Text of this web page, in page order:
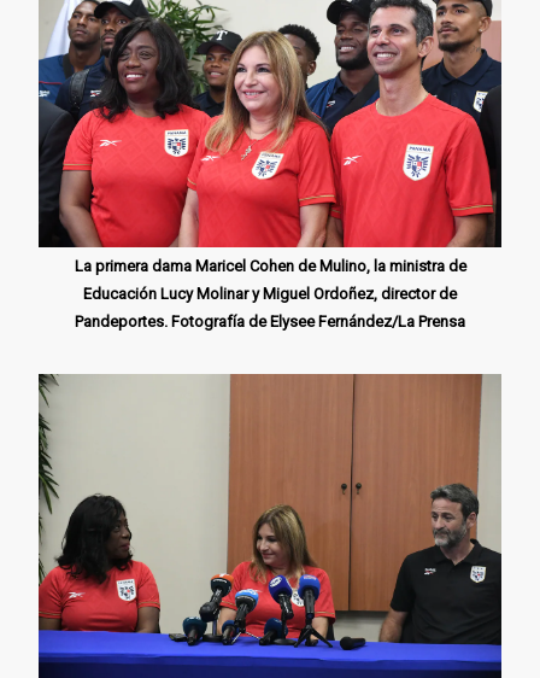
La primera dama Maricel Cohen de Mulino, la ministra de
Educación Lucy Molinar y Miguel Ordoñez, director de
Pandeportes. Fotografía de Elysee Fernández/La Prensa